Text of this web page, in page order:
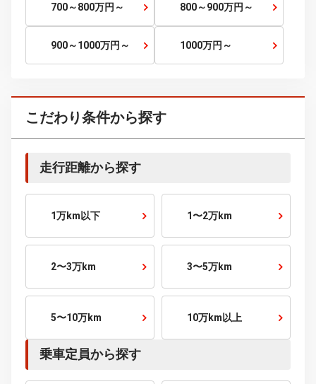
40～45万円～ 45～50万円～
50～60万円～ 60～70万円～
90～100万円～
120～150万円～
300～400万円～ 400～500万円～
700～800万円～ 800～900万円～
900～1000万円～